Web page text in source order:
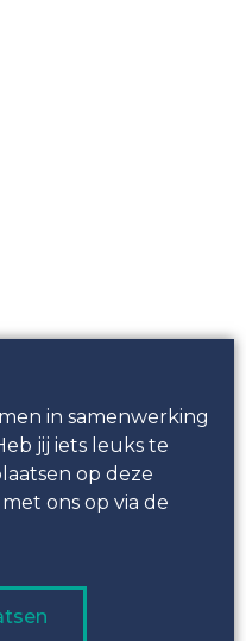
in samenwerking
jij iets leuks te
op deze
ons op via de